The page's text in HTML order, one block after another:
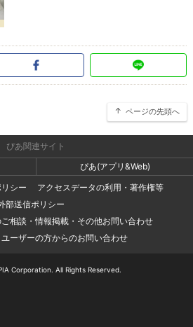
ページの先頭へ
ぴあ関連サイト
ぴあ(アプリ&Web)
シー
アクセスデータの利用・著作権等
部送信ポリシー
相談・情報掲載・その他お問い合わせ
ーザーの方からのお問い合わせ
Corporation. All Rights Reserved.